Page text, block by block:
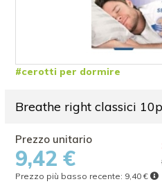
#cerotti per dormire
Breathe right classici
9,42 €
Prezzo più basso recente: 9,40 €